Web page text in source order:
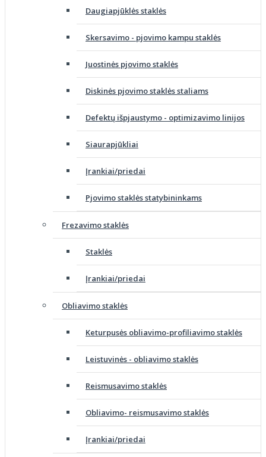
Daugiapjūklės staklės
Skersavimo - pjovimo kampu staklės
Juostinės pjovimo staklės
Diskinės pjovimo staklės staliams
Defektų išpjaustymo - optimizavimo linijos
Siaurapjūkliai
Įrankiai/priedai
Pjovimo staklės statybininkams
Frezavimo staklės
Staklės
Įrankiai/priedai
Obliavimo staklės
Keturpusės obliavimo-profiliavimo staklės
Leistuvinės - obliavimo staklės
Reismusavimo staklės
Obliavimo- reismusavimo staklės
Įrankiai/priedai